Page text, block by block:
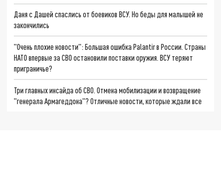
Даня с Дашей спаслись от боевиков ВСУ. Но беды для малышей не
закончились
"Очень плохие новости": Большая ошибка Palantir в России. Страны
НАТО впервые за СВО остановили поставки оружия. ВСУ теряют
приграничье?
Три главных инсайда об СВО. Отмена мобилизации и возвращение
"генерала Армагеддона"? Отличные новости, которые ждали все